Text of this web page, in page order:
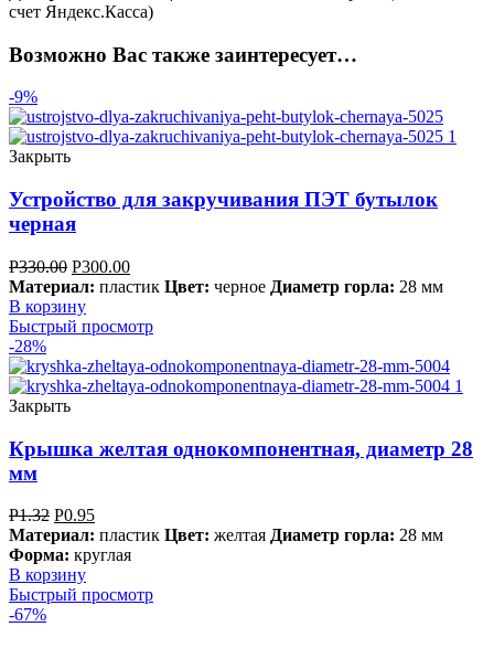
счет Яндекс.Касса)
Возможно Вас также заинтересует…
-9%
Закрыть
Устройство для закручивания ПЭТ бутылок
черная
Р330.00 Р300.00
Материал: пластик Цвет: черное Диаметр горла: 28 мм
В корзину
Быстрый просмотр
-28%
Закрыть
Крышка желтая однокомпонентная, диаметр 28
мм
Р1.32 Р0.95
Материал: пластик Цвет: желтая Диаметр горла: 28 мм
Форма: круглая
В корзину
Быстрый просмотр
-67%